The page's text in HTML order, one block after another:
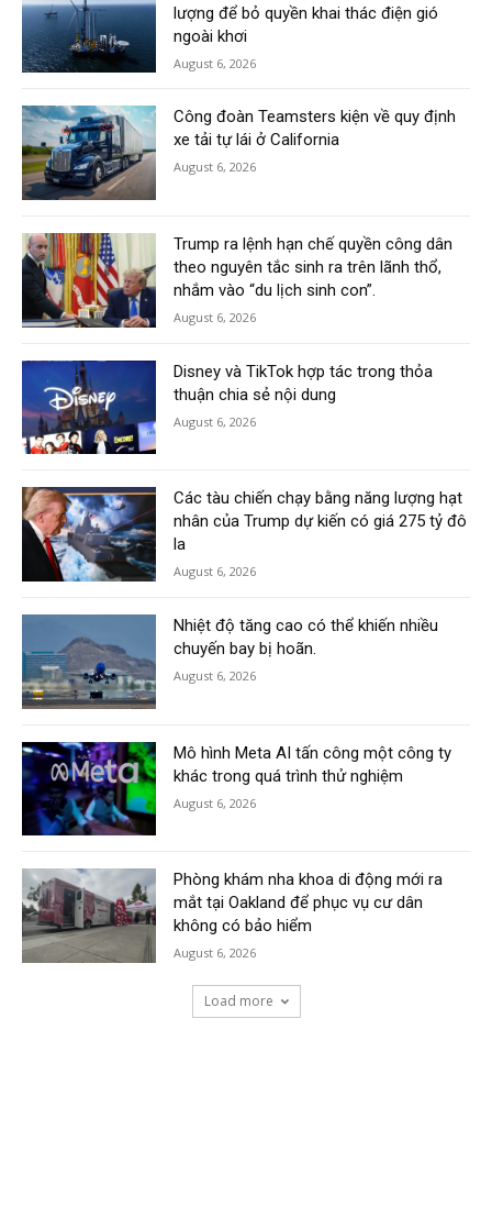
lượng để bỏ quyền khai thác điện gió
ngoài khơi
August 6, 2026
Công đoàn Teamsters kiện về quy định
xe tải tự lái ở California
August 6, 2026
Trump ra lệnh hạn chế quyền công dân
theo nguyên tắc sinh ra trên lãnh thổ,
nhắm vào “du lịch sinh con”.
August 6, 2026
Disney và TikTok hợp tác trong thỏa
thuận chia sẻ nội dung
August 6, 2026
Các tàu chiến chạy bằng năng lượng hạt
nhân của Trump dự kiến có giá 275 tỷ đô
la
August 6, 2026
Nhiệt độ tăng cao có thể khiến nhiều
chuyến bay bị hoãn.
August 6, 2026
Mô hình Meta AI tấn công một công ty
khác trong quá trình thử nghiệm
August 6, 2026
Phòng khám nha khoa di động mới ra
mắt tại Oakland để phục vụ cư dân
không có bảo hiểm
August 6, 2026
Load more